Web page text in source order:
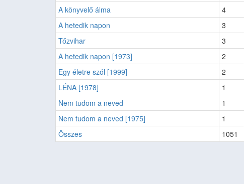
A könyvelő álma
4
A hetedik napon
3
Tőzvihar
3
A hetedik napon [1973]
2
Egy életre szól [1999]
2
LÉNA [1978]
1
Nem tudom a neved
1
Nem tudom a neved [1975]
1
Összes
1051